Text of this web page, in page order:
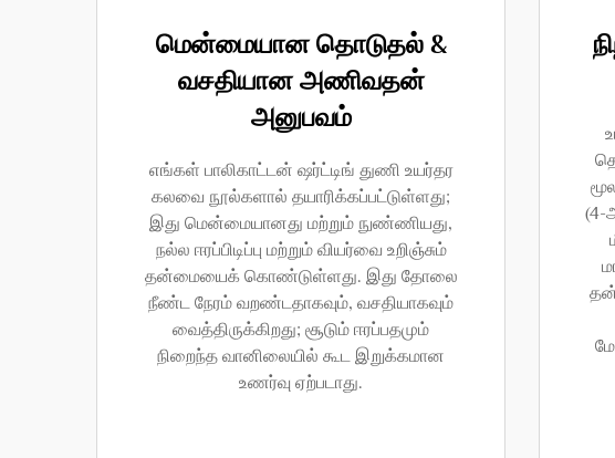
மென்மையான தொடுதல் &
வசதியான அணிவதன்
அனுபவம்
எங்கள் பாலிகாட்டன் ஷர்ட்டிங் துணி உயர்தர
கலவை நூல்களால் தயாரிக்கப்பட்டுள்ளது;
இது மென்மையானது மற்றும் நுண்ணியது,
நல்ல ஈரப்பிடிப்பு மற்றும் வியர்வை உறிஞ்சும்
தன்மையைக் கொண்டுள்ளது. இது தோலை
நீண்ட நேரம் வறண்டதாகவும், வசதியாகவும்
வைத்திருக்கிறது; சூடும் ஈரப்பதமும்
நிறைந்த வானிலையில் கூட இறுக்கமான
உணர்வு ஏற்படாது.
(4-